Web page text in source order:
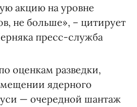
акцию на уровне
не больше», – цитирует
пресс-служба
оценкам разведки,
ядерного
— очередной шантаж